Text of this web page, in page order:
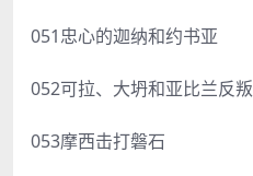
051忠心的迦纳和约书亚
052可拉、大坍和亚比兰反叛
053摩西击打磐石